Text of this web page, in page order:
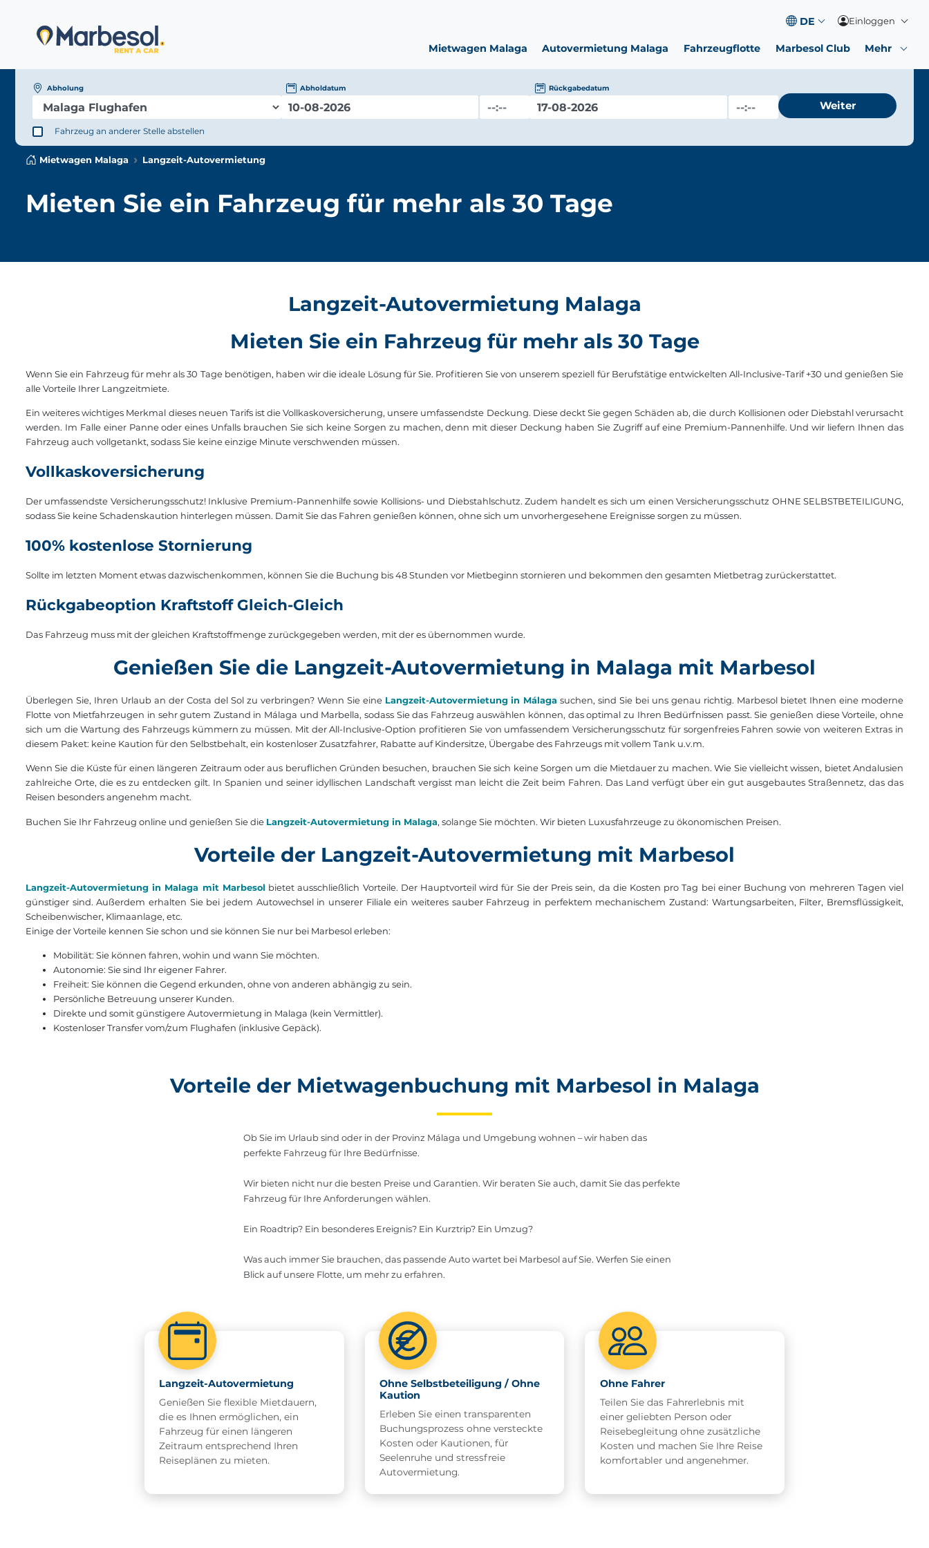
Einloggen
Mietwagen Malaga Autovermietung Malaga Fahrzeugflotte Marbesol Club Mehr
Abholung Abholdatum Rückgabedatum
Fahrzeug an anderer Stelle abstellen
Weiter
Mietwagen Malaga Langzeit-Autovermietung
Mieten Sie ein Fahrzeug für mehr als 30 Tage
Langzeit-Autovermietung Malaga
Mieten Sie ein Fahrzeug für mehr als 30 Tage
Wenn Sie ein Fahrzeug für mehr als 30 Tage benötigen, haben wir die ideale Lösung für Sie. Profitieren Sie von unserem speziell für Berufstätige entwickelten All-Inclusive-Tarif +30 und genießen Sie
alle Vorteile Ihrer Langzeitmiete.
Ein weiteres wichtiges Merkmal dieses neuen Tarifs ist die Vollkaskoversicherung, unsere umfassendste Deckung. Diese deckt Sie gegen Schäden ab, die durch Kollisionen oder Diebstahl verursacht
werden. Im Falle einer Panne oder eines Unfalls brauchen Sie sich keine Sorgen zu machen, denn mit dieser Deckung haben Sie Zugriff auf eine Premium-Pannenhilfe. Und wir liefern Ihnen das
Fahrzeug auch vollgetankt, sodass Sie keine einzige Minute verschwenden müssen.
Vollkaskoversicherung
Der umfassendste Versicherungsschutz! Inklusive Premium-Pannenhilfe sowie Kollisions- und Diebstahlschutz. Zudem handelt es sich um einen Versicherungsschutz OHNE SELBSTBETEILIGUNG,
sodass Sie keine Schadenskaution hinterlegen müssen. Damit Sie das Fahren genießen können, ohne sich um unvorhergesehene Ereignisse sorgen zu müssen.
100% kostenlose Stornierung
Sollte im letzten Moment etwas dazwischenkommen, können Sie die Buchung bis 48 Stunden vor Mietbeginn stornieren und bekommen den gesamten Mietbetrag zurückerstattet.
Rückgabeoption Kraftstoff Gleich-Gleich
Das Fahrzeug muss mit der gleichen Kraftstoffmenge zurückgegeben werden, mit der es übernommen wurde.
Genießen Sie die Langzeit-Autovermietung in Malaga mit Marbesol
Überlegen Sie, Ihren Urlaub an der Costa del Sol zu verbringen? Wenn Sie eine Langzeit-Autovermietung in Málaga suchen, sind Sie bei uns genau richtig. Marbesol bietet Ihnen eine moderne
Flotte von Mietfahrzeugen in sehr gutem Zustand in Málaga und Marbella, sodass Sie das Fahrzeug auswählen können, das optimal zu Ihren Bedürfnissen passt. Sie genießen diese Vorteile, ohne
sich um die Wartung des Fahrzeugs kümmern zu müssen. Mit der All-Inclusive-Option profitieren Sie von umfassendem Versicherungsschutz für sorgenfreies Fahren sowie von weiteren Extras in
diesem Paket: keine Kaution für den Selbstbehalt, ein kostenloser Zusatzfahrer, Rabatte auf Kindersitze, Übergabe des Fahrzeugs mit vollem Tank u.v.m.
Wenn Sie die Küste für einen längeren Zeitraum oder aus beruflichen Gründen besuchen, brauchen Sie sich keine Sorgen um die Mietdauer zu machen. Wie Sie vielleicht wissen, bietet Andalusien
zahlreiche Orte, die es zu entdecken gilt. In Spanien und seiner idyllischen Landschaft vergisst man leicht die Zeit beim Fahren. Das Land verfügt über ein gut ausgebautes Straßennetz, das das
Reisen besonders angenehm macht.
Buchen Sie Ihr Fahrzeug online und genießen Sie die Langzeit-Autovermietung in Malaga, solange Sie möchten. Wir bieten Luxusfahrzeuge zu ökonomischen Preisen.
Vorteile der Langzeit-Autovermietung mit Marbesol
Langzeit-Autovermietung in Malaga mit Marbesol bietet ausschließlich Vorteile. Der Hauptvorteil wird für Sie der Preis sein, da die Kosten pro Tag bei einer Buchung von mehreren Tagen viel
günstiger sind. Außerdem erhalten Sie bei jedem Autowechsel in unserer Filiale ein weiteres sauber Fahrzeug in perfektem mechanischem Zustand: Wartungsarbeiten, Filter, Bremsflüssigkeit,
Scheibenwischer, Klimaanlage, etc.
Einige der Vorteile kennen Sie schon und sie können Sie nur bei Marbesol erleben:
Mobilität: Sie können fahren, wohin und wann Sie möchten.
Autonomie: Sie sind Ihr eigener Fahrer.
Freiheit: Sie können die Gegend erkunden, ohne von anderen abhängig zu sein.
Persönliche Betreuung unserer Kunden.
Direkte und somit günstigere Autovermietung in Malaga (kein Vermittler).
Kostenloser Transfer vom/zum Flughafen (inklusive Gepäck).
Vorteile der Mietwagenbuchung mit Marbesol in Malaga
Ob Sie im Urlaub sind oder in der Provinz Málaga und Umgebung wohnen – wir haben das
perfekte Fahrzeug für Ihre Bedürfnisse.
Wir bieten nicht nur die besten Preise und Garantien. Wir beraten Sie auch, damit Sie das perfekte
Fahrzeug für Ihre Anforderungen wählen.
Ein Roadtrip? Ein besonderes Ereignis? Ein Kurztrip? Ein Umzug?
Was auch immer Sie brauchen, das passende Auto wartet bei Marbesol auf Sie. Werfen Sie einen
Blick auf unsere Flotte, um mehr zu erfahren.
Langzeit-Autovermietung
Genießen Sie flexible Mietdauern,
die es Ihnen ermöglichen, ein
Fahrzeug für einen längeren
Zeitraum entsprechend Ihren
Reiseplänen zu mieten.
Ohne Selbstbeteiligung / Ohne
Kaution
Erleben Sie einen transparenten
Buchungsprozess ohne versteckte
Kosten oder Kautionen, für
Seelenruhe und stressfreie
Autovermietung.
Ohne Fahrer
Teilen Sie das Fahrerlebnis mit
einer geliebten Person oder
Reisebegleitung ohne zusätzliche
Kosten und machen Sie Ihre Reise
komfortabler und angenehmer.